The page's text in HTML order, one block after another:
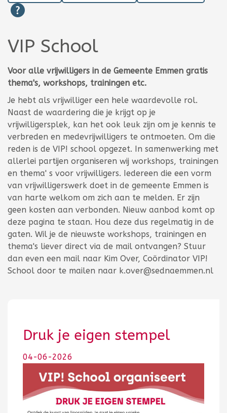
VIP School
Voor alle vrijwilligers in de Gemeente Emmen gratis
thema's, workshops, trainingen etc.
Je hebt als vrijwilliger een hele waardevolle rol.
Naast de waardering die je krijgt op je
vrijwilligersplek, kan het ook leuk zijn om je kennis te
verbreden en medevrijwilligers te ontmoeten. Om die
reden is de VIP! school opgezet. In samenwerking met
allerlei partijen organiseren wij workshops, trainingen
en thema' s voor vrijwilligers. Iedereen die een vorm
van vrijwilligerswerk doet in de gemeente Emmen is
van harte welkom om zich aan te melden. Er zijn
geen kosten aan verbonden. Nieuw aanbod komt op
deze pagina te staan. Hou deze dus regelmatig in de
gaten. Wil je de nieuwste workshops, trainingen en
thema's liever direct via de mail ontvangen? Stuur
dan even een mail naar Kim Over, Coördinator VIP!
School door te mailen naar k.over@sednaemmen.nl
Druk je eigen stempel
04-06-2026